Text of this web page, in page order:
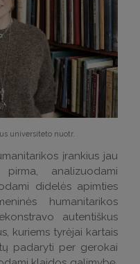
universiteto nuotr.
įrankius jau
analizuodami
didelės apimties
humanitarikos
autentiškus
kuriems tyrėjai kartais
padaryti per gerokai